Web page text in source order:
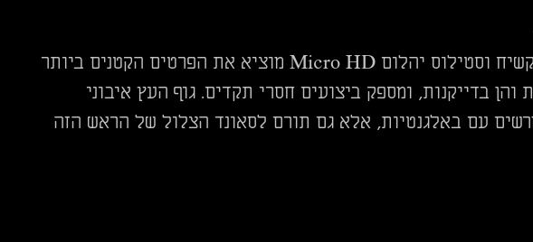
השלוב המיתולוגי של קנטילבר בורון קשיח וסטילוס יהלום Micro HD מוציא את הפרטים הקטנים ביותר
בדייקנות, ומספק ביצועים חסרי תקדים. גוף העץ איבוני
10.8 גרם לא רק מרשים עם באלגנטיות, אלא גם תורם לסאונד הצלול של הראש הזה